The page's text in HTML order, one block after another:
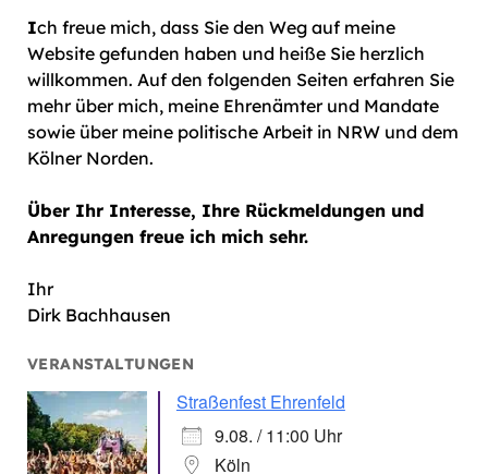
Ich freue mich, dass Sie den Weg auf meine
Website gefunden haben und heiße Sie herzlich
willkommen. Auf den folgenden Seiten erfahren Sie
mehr über mich, meine Ehrenämter und Mandate
sowie über meine politische Arbeit in NRW und dem
Kölner Norden.
Über Ihr Interesse, Ihre Rückmeldungen und
Anregungen freue ich mich sehr.
Ihr
Dirk Bachhausen
VERANSTALTUNGEN
Straßenfest Ehrenfeld
9.08. / 11:00 Uhr
Köln